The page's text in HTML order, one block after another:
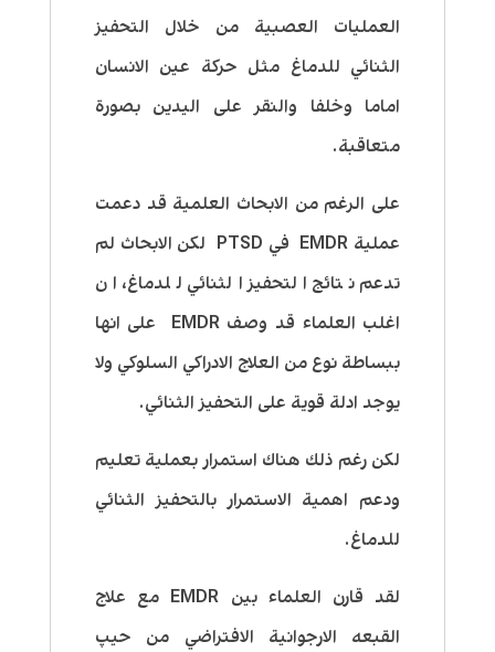
العمليات العصبية من خلال التحفيز
الثنائي للدماغ مثل حركة عين الانسان
اماما وخلفا والنقر على اليدين بصورة
متعاقبة.
على الرغم من الابحاث العلمية قد دعمت
عملية EMDR في PTSD لكن الابحاث لم
تدعم نتائج التحفيز الثنائي للدماغ، ان
اغلب العلماء قد وصف EMDR على انها
ببساطة نوع من العلاج الادراكي السلوكي ولا
يوجد ادلة قوية على التحفيز الثنائي.
لكن رغم ذلك هناك استمرار بعملية تعليم
ودعم اهمية الاستمرار بالتحفيز الثنائي
للدماغ.
لقد قارن العلماء بين EMDR مع علاج
القبعه الارجوانية الافتراضي من حیپ